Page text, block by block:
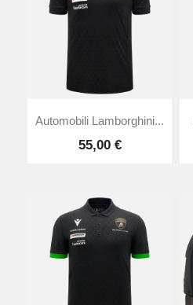
Automobili Lamborghini...
55,00 €